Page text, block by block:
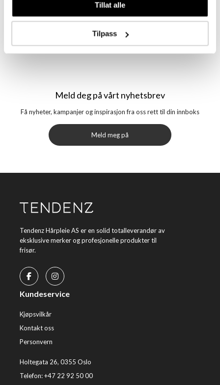
Tillat alle
Tilpass
Meld deg på vårt nyhetsbrev
Få nyheter, kampanjer og inspirasjon fra oss rett til din innboks
Meld meg på
Tendenz Hårpleie AS er en solid totalleverandør av
eksklusive merker og profesjonelle produkter til
frisør.
Kundeservice
Kjøpsvilkår
Kontakt oss
Personvern
Holtegata 26, 0355 Oslo
Telefon: +47 22 92 50 00